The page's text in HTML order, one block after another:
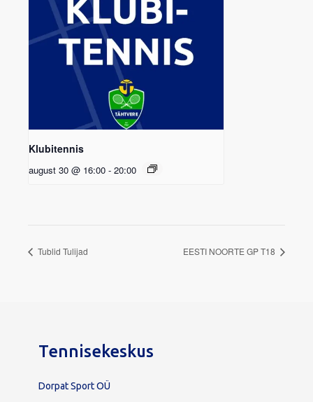
Klubitennis
august 30 @ 16:00 - 20:00
Tublid Tulijad EESTI NOORTE GP T18
Tennisekeskus
Dorpat Sport OÜ